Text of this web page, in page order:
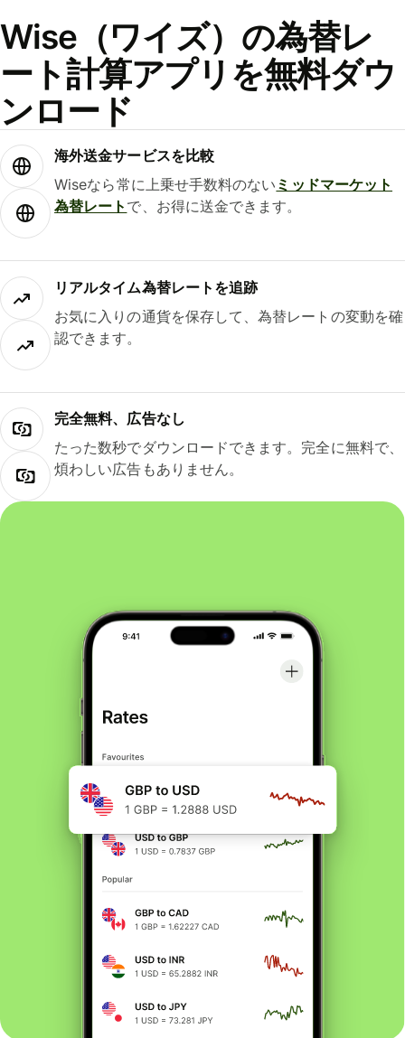
Wise（ワイズ）の為替レ
ート計算アプリを無料ダウ
ンロード
海外送金サービスを比較
Wiseなら常に上乗せ手数料のない ミッドマーケット
為替レート で、お得に送金できます。
リアルタイム為替レートを追跡
お気に入りの通貨を保存して、為替レートの変動を確
認できます。
完全無料、広告なし
たった数秒でダウンロードできます。完全に無料で、
煩わしい広告もありません。